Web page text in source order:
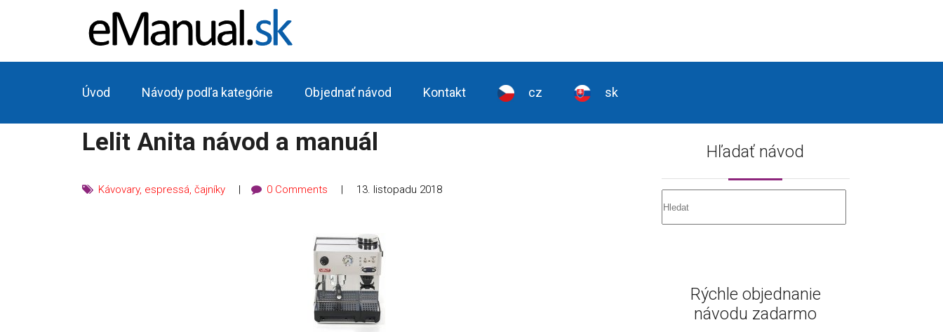
Úvod Návody podľa kategórie Objednať návod Kontakt cz sk
Lelit Anita návod a manuál
Kávovary, espressá, čajníky 0 Comments 13. listopadu 2018
Hľadať návod
Rýchle objednanie
návodu zadarmo